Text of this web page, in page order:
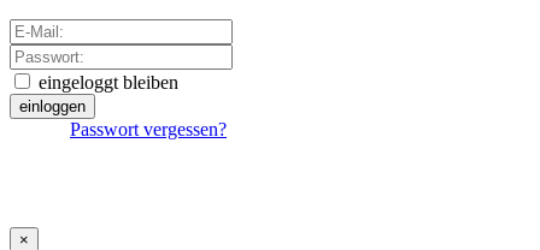
eingeloggt bleiben
einloggen
Passwort vergessen?
×